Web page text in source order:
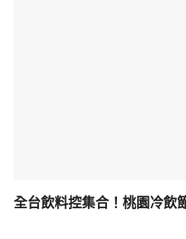
全台飲料控集合！桃園冷飲